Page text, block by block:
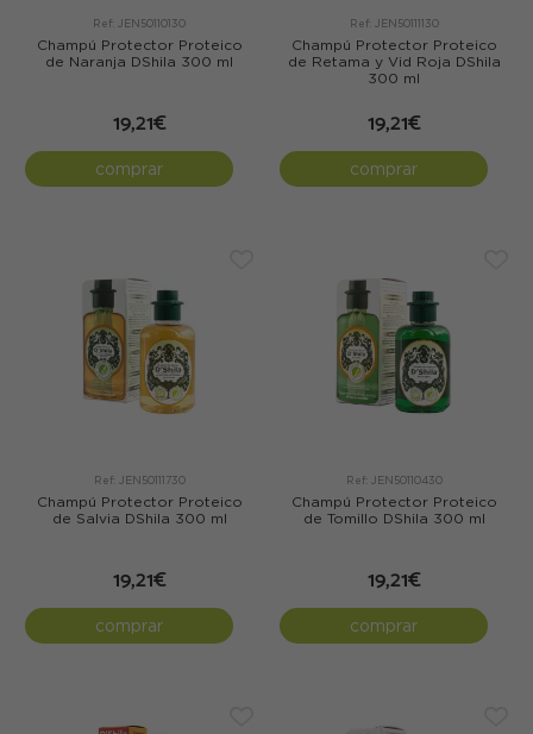
Ref: JEN50110130
Champú Protector Proteico
de Naranja DShila 300 ml
19,21€
comprar
Ref: JEN50111130
Champú Protector Proteico
de Retama y Vid Roja DShila
300 ml
19,21€
comprar
Ref: JEN50111730
Champú Protector Proteico
de Salvia DShila 300 ml
19,21€
comprar
Ref: JEN50110430
Champú Protector Proteico
de Tomillo DShila 300 ml
19,21€
comprar